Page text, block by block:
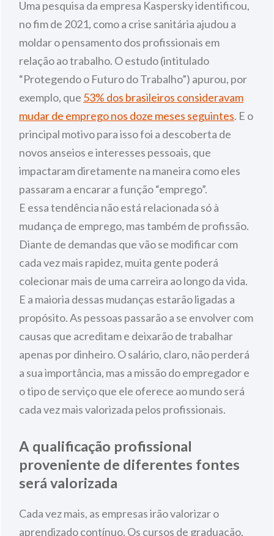
Uma pesquisa da empresa Kaspersky identificou,
no fim de 2021, como a crise sanitária ajudou a
moldar o pensamento dos profissionais em
relação ao trabalho. O estudo (intitulado
“Protegendo o Futuro do Trabalho”) apurou, por
exemplo, que 53% dos brasileiros consideravam
mudar de emprego nos doze meses seguintes. E o
principal motivo para isso foi a descoberta de
novos anseios e interesses pessoais, que
impactaram diretamente na maneira como eles
passaram a encarar a função “emprego”.
E essa tendência não está relacionada só à
mudança de emprego, mas também de profissão.
Diante de demandas que vão se modificar com
cada vez mais rapidez, muita gente poderá
colecionar mais de uma carreira ao longo da vida.
E a maioria dessas mudanças estarão ligadas a
propósito. As pessoas passarão a se envolver com
causas que acreditam e deixarão de trabalhar
apenas por dinheiro. O salário, claro, não perderá
a sua importância, mas a missão do empregador e
o tipo de serviço que ele oferece ao mundo será
cada vez mais valorizada pelos profissionais.
A qualificação profissional
proveniente de diferentes fontes
será valorizada
Cada vez mais, as empresas irão valorizar o
aprendizado contínuo. Os cursos de graduação,